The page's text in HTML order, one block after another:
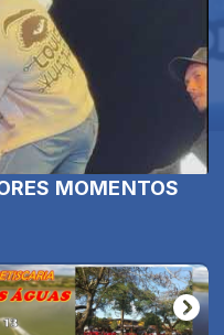
MOMENTOS